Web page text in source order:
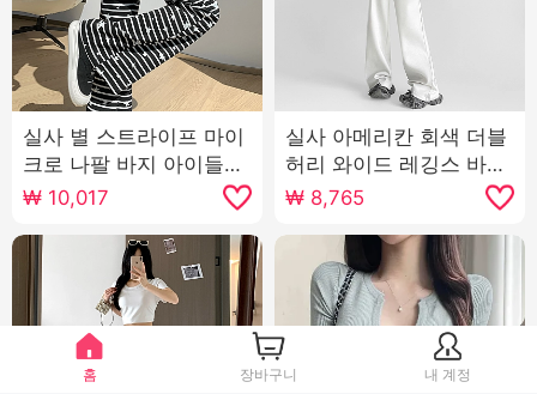
실사 별 스트라이프 마이
크로 나팔 바지 아이들
2026 가을 새로운 허리
밴드 펌프 로프 슬림해 보
이는 캐주얼 긴 바지
₩ 10,017
실사 아메리칸 회색 더블
허리 와이드 레깅스 바지
2026 가을 루즈핏 캐주
얼 하이웨이스트 도루 센
스 스트레이트 운동 바지
₩ 8,765
홈 장바구니 내 계정